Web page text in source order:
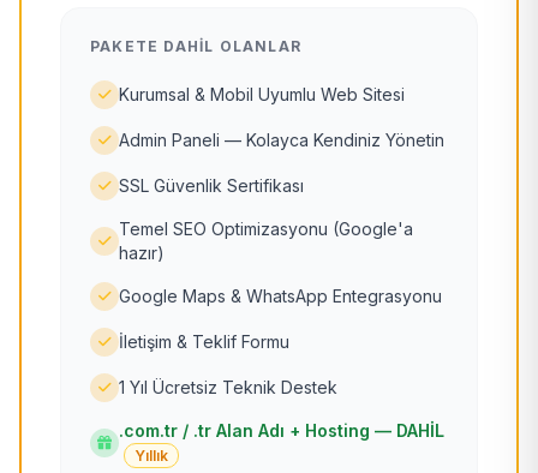
PAKETE DAHIL OLANLAR
Kurumsal & Mobil Uyumlu Web Sitesi
Admin Paneli — Kolayca Kendiniz Yönetin
SSL Güvenlik Sertifikası
Temel SEO Optimizasyonu (Google'a
hazır)
Google Maps & WhatsApp Entegrasyonu
İletişim & Teklif Formu
1 Yıl Ücretsiz Teknik Destek
.com.tr / .tr Alan Adı + Hosting — DAHİL
Yıllık